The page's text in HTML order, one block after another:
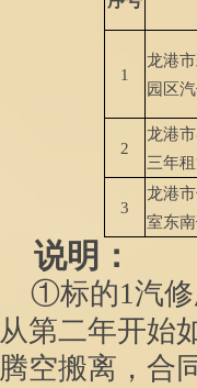
1
龙港
园区
2
龙港
三年
3
龙港
室东
说明：
①标的1汽修
从第二年开始
腾空搬离，合